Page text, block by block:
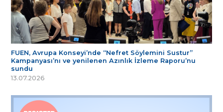
FUEN, Avrupa Konseyi’nde “Nefret Söylemini Sustur”
Kampanyası’nı ve yenilenen Azınlık İzleme Raporu’nu
sundu
13.07.2026